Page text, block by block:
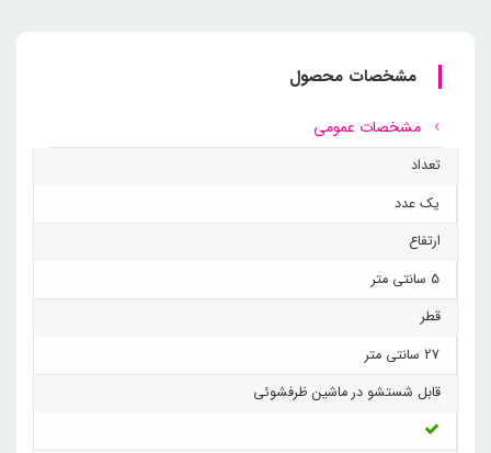
مشخصات محصول
مشخصات عمومی
تعداد
یک عدد
ارتفاع
5 سانتی متر
قطر
27 سانتی متر
قابل شستشو در ماشین ظرفشوئی